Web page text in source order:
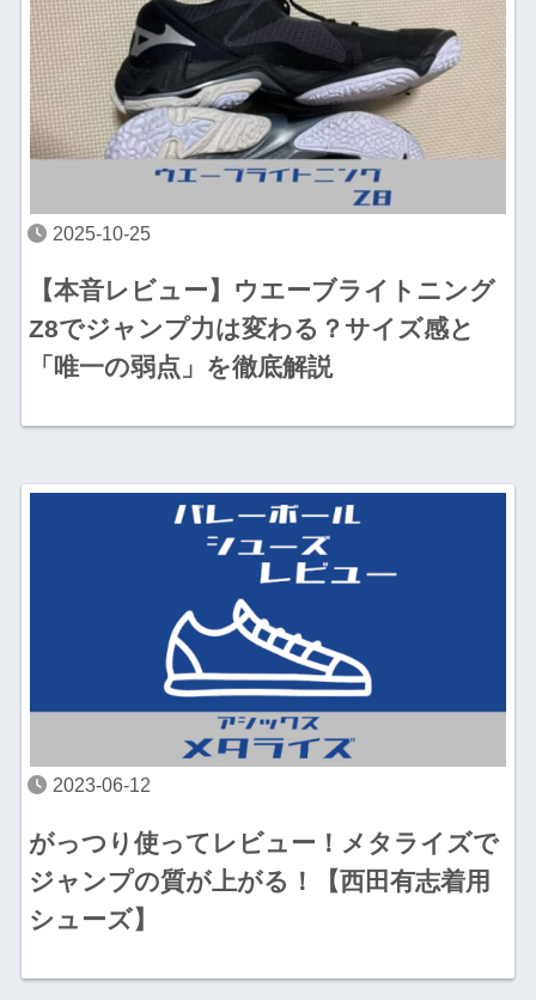
2025-10-25
【本音レビュー】ウエーブライトニング
Z8でジャンプ力は変わる？サイズ感と
「唯一の弱点」を徹底解説
2023-06-12
がっつり使ってレビュー！メタライズで
ジャンプの質が上がる！【西田有志着用
シューズ】